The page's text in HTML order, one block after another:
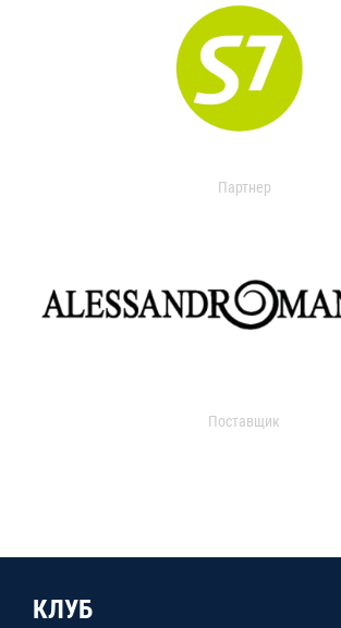
Партнер
Поставщик
КЛУБ